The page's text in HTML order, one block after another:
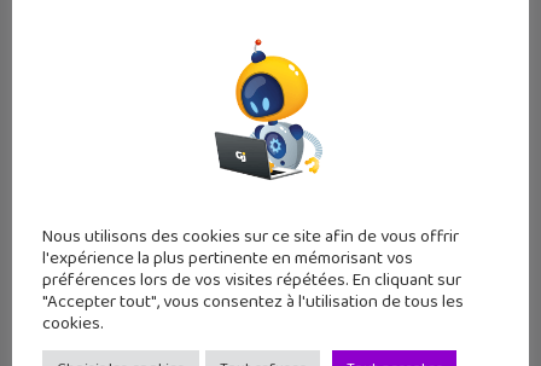
Nous utilisons des cookies sur ce site afin de vous offrir
l'expérience la plus pertinente en mémorisant vos
préférences lors de vos visites répétées. En cliquant sur
"Accepter tout", vous consentez à l'utilisation de tous les
cookies.